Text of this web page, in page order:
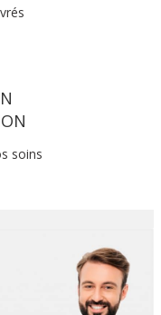
soins